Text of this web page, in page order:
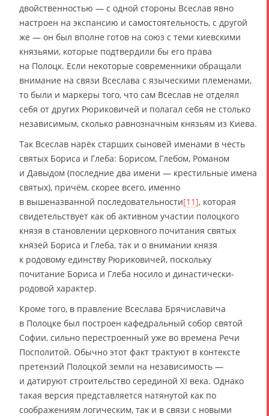
двойственностью — с одной стороны Всеслав явно
настроен на экспансию и самостоятельность, с другой
же — он был вполне готов на союз с теми киевскими
князьями, которые подтвердили бы его права
на Полоцк. Если некоторые современники обращали
внимание на связи Всеслава с языческими племенами,
то были и маркеры того, что сам Всеслав не отделял
себя от других Рюриковичей и полагал себя не столько
независимым, сколько равнозначным князьям из Киева.
Так Всеслав нарёк старших сыновей именами в честь
святых Бориса и Глеба: Борисом, Глебом, Романом
и Давыдом (последние два имени — крестильные имена
святых), причём, скорее всего, именно
в вышеназванной последовательности[11], которая
свидетельствует как об активном участии полоцкого
князя в становлении церковного почитания святых
князей Бориса и Глеба, так и о внимании князя
к родовому единству Рюриковичей, поскольку
почитание Бориса и Глеба носило и династически-
родовой характер.
Кроме того, в правление Всеслава Брячиславича
в Полоцке был построен кафедральный собор святой
Софии, сильно перестроенный уже во времена Речи
Посполитой. Обычно этот факт трактуют в контексте
претензий Полоцкой земли на независимость —
и датируют строительство серединой XI века. Однако
такая версия представляется натянутой как по
соображениям логическим, так и в связи с новыми